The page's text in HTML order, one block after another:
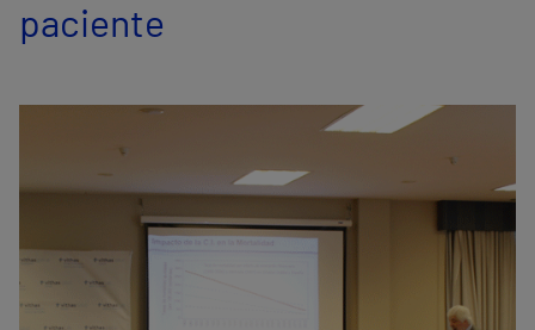
Comunicación
paciente